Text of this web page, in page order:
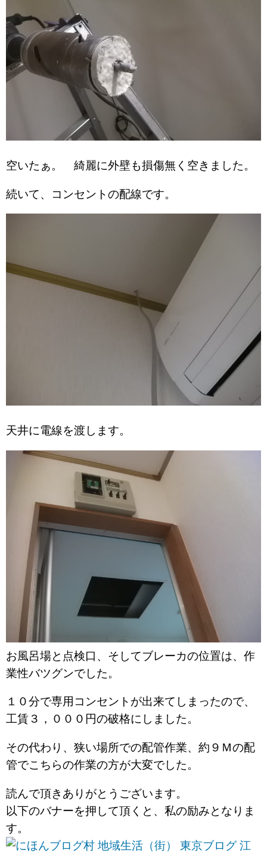
空いたぁ。 綺麗に外壁も損傷無く空きました。
続いて、コンセントの配線です。
天井に電線を渡します。
お風呂場と点検口、そしてブレーカの位置は、作
業性バツグンでした。
１０分で専用コンセントが出来てしまったので、
工賃３，０００円の破格にしました。
その代わり、狭い場所での配管作業、約９Ｍの配
管でこちらの作業の方が大変でした。
読んで頂きありがとうございます。
以下のバナーを押して頂くと、私の励みとなりま
す。